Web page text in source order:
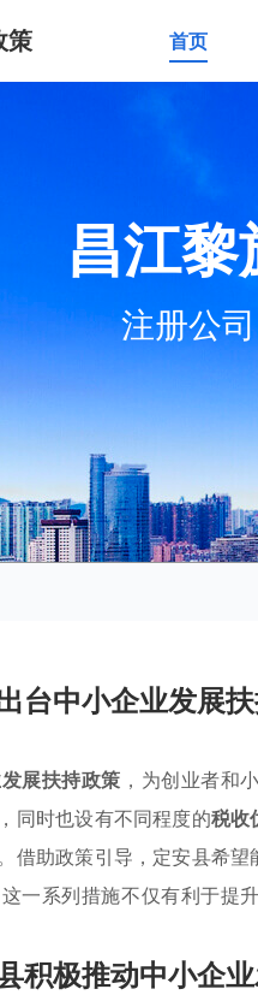
策 首页
昌江
注册公
台中小企业发展
展扶持政策 ，为创业者和
同时也设有不同程度的税收
借助政策引导，定安县希
一系列措施不仅有利于提
积极推动中小企